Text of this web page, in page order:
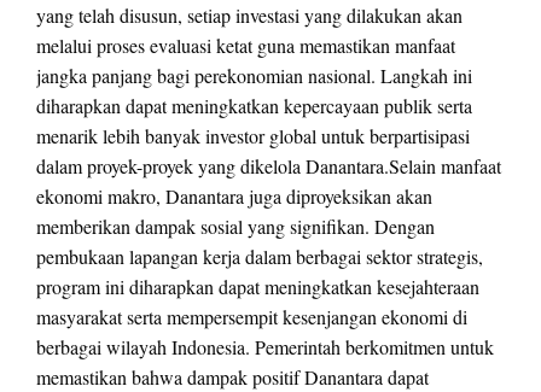
yang telah disusun, setiap investasi yang dilakukan akan
melalui proses evaluasi ketat guna memastikan manfaat
jangka panjang bagi perekonomian nasional. Langkah ini
diharapkan dapat meningkatkan kepercayaan publik serta
menarik lebih banyak investor global untuk berpartisipasi
dalam proyek-proyek yang dikelola Danantara.Selain manfaat
ekonomi makro, Danantara juga diproyeksikan akan
memberikan dampak sosial yang signifikan. Dengan
pembukaan lapangan kerja dalam berbagai sektor strategis,
program ini diharapkan dapat meningkatkan kesejahteraan
masyarakat serta mempersempit kesenjangan ekonomi di
berbagai wilayah Indonesia. Pemerintah berkomitmen untuk
memastikan bahwa dampak positif Danantara dapat